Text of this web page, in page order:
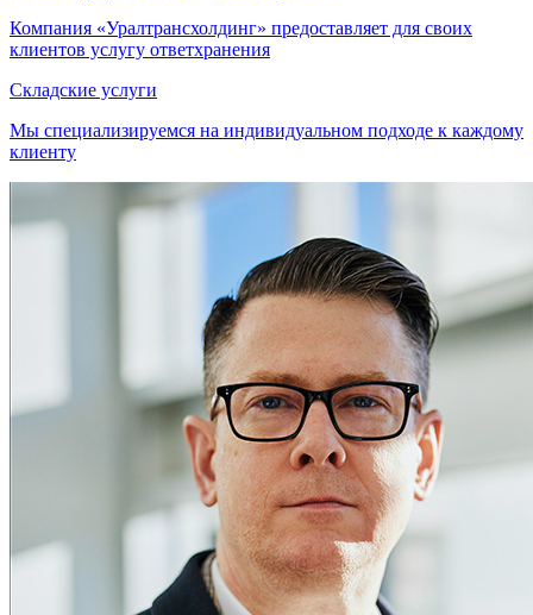
Компания «Уралтрансхолдинг» предоставляет для своих
клиентов услугу ответхранения
Складские услуги
Мы специализируемся на индивидуальном подходе к каждому
клиенту